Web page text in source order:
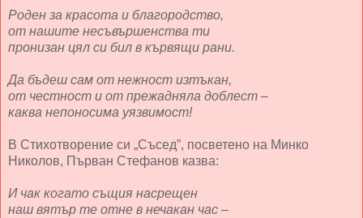
Роден за красота и благородство,
от нашите несъвършенства ти
пронизан цял си бил в кървящи рани.
Да бъдеш сам от нежност изтъкан,
от честност и от прежадняла доблест –
каква непоносима уязвимост!
В Стихотворение си „Съсед”, посветено на Минко
Николов, Първан Стефанов казва:
И чак когато същия насрещен
наш вятър те отне в нечакан час –